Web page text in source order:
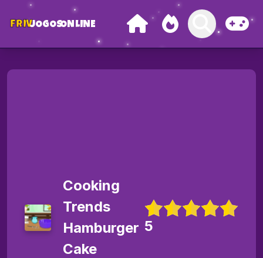
FRIVJOGOSONLINE
Cooking
Trends
Hamburger
Cake
5